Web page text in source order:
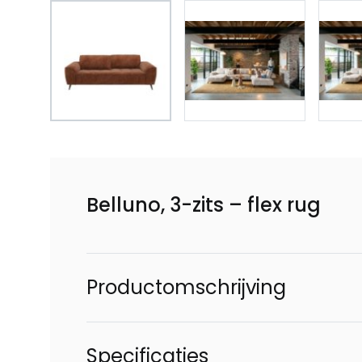
Belluno, 3-zits – flex rug
Productomschrijving
Specificaties